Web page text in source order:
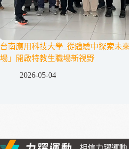
台南應用科技大學_從體驗中探索未
場」開啟特教生職場新視野
2026-05-04